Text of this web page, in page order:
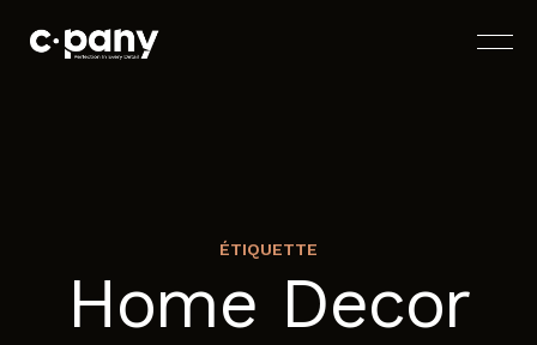
ACCUEIL
ÉTIQUETTE
Home Decor